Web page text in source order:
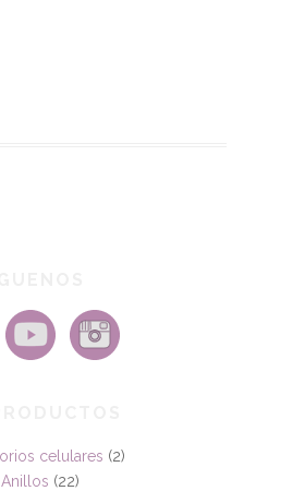
celulares (2)
Anillos (22)